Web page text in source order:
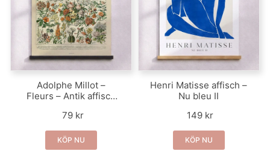
Adolphe Millot –
Fleurs – Antik affisch
79 kr
KÖP NU
Henri Matisse affisch –
Nu bleu II
149 kr
KÖP NU